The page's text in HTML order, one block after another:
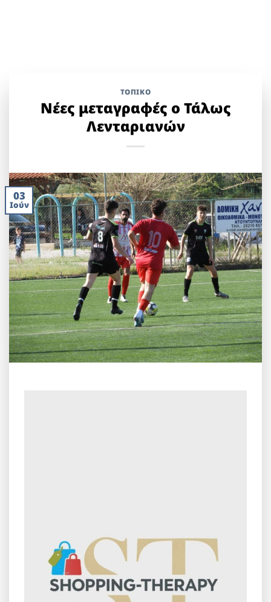
ΤΟΠΙΚΌ
Νέες μεταγραφές ο Τάλως
Λενταριανών
03
Ιούν